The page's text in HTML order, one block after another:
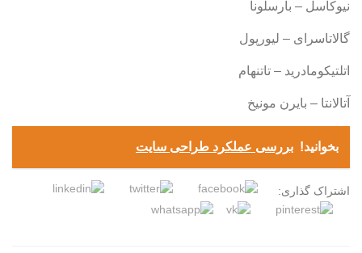
نیوکاسل – بارسلونا
گالاتاسرای – لیورپول
اتلتیکومادرید – تاتنهام
آتالانتا – بایرن مونیخ
بخوانید! بررسی عملکرد طراحی سایت
اشتراک گذاری: